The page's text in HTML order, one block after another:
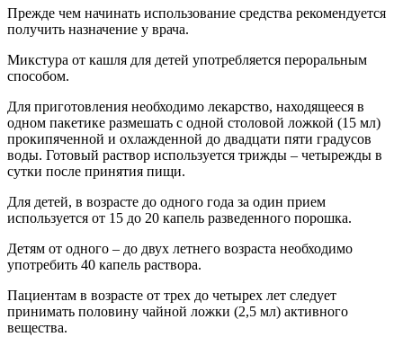
Прежде чем начинать использование средства рекомендуется
получить назначение у врача.
Микстура от кашля для детей употребляется пероральным
способом.
Для приготовления необходимо лекарство, находящееся в
одном пакетике размешать с одной столовой ложкой (15 мл)
прокипяченной и охлажденной до двадцати пяти градусов
воды. Готовый раствор используется трижды – четырежды в
сутки после принятия пищи.
Для детей, в возрасте до одного года за один прием
используется от 15 до 20 капель разведенного порошка.
Детям от одного – до двух летнего возраста необходимо
употребить 40 капель раствора.
Пациентам в возрасте от трех до четырех лет следует
принимать половину чайной ложки (2,5 мл) активного
вещества.